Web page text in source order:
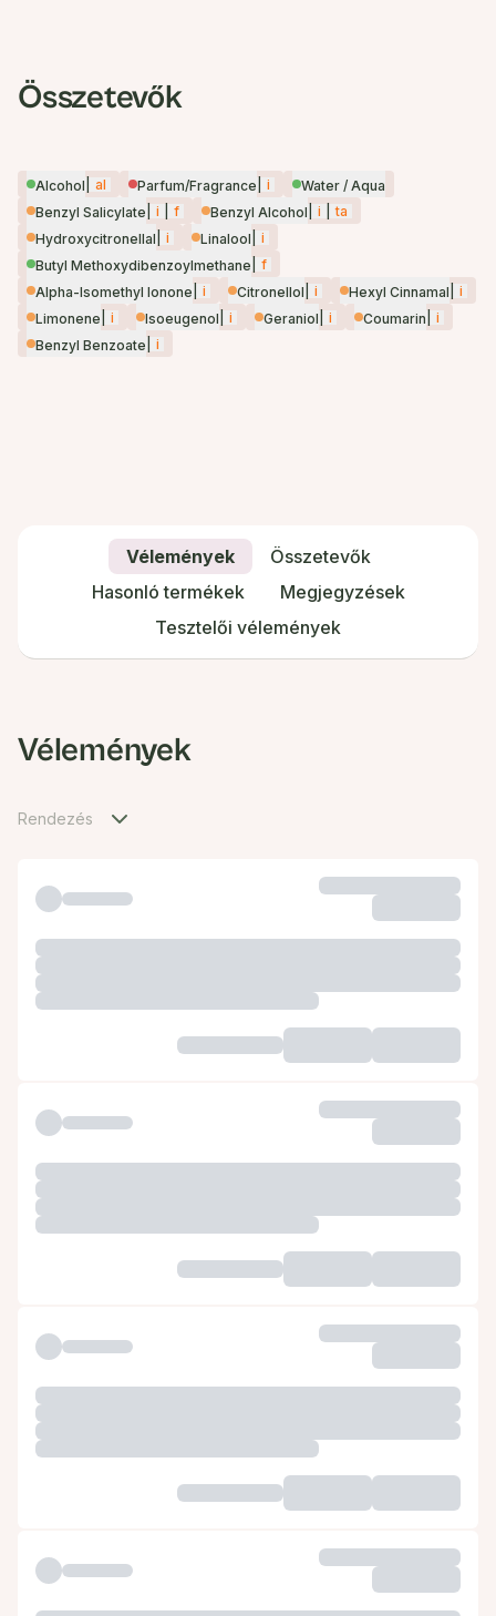
Összetevők
Alcohol al Parfum/Fragrance i
Water / Aqua
Benzyl Salicylate
i f Benzyl Alcohol i
ta
Hydroxycitronellal
i Linalool
i
Butyl Methoxydibenzoylmethane
f
Alpha-Isomethyl Ionone
i Citronellol i Hexyl Cinnamal
i
Limonene
i Isoeugenol i Geraniol i Coumarin
i
Benzyl Benzoate
i
Vélemények
Összetevők
Hasonló termékek
Megjegyzések
Tesztelői vélemények
Vélemények
Rendezés